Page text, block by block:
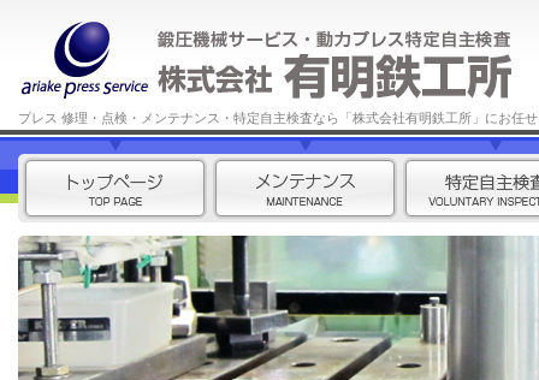
プレス 修理・点検・メンテナンス・特定自主検査なら「株式会社有明鉄工所」にお任